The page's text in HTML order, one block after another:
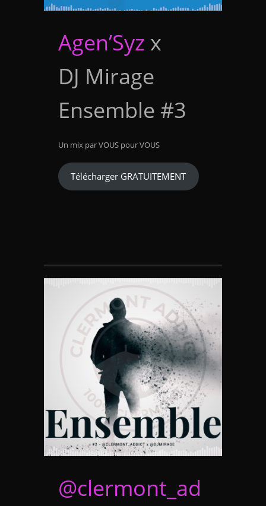
Agen’Syz x
DJ Mirage
Ensemble #3
Un mix par VOUS pour VOUS
Télécharger GRATUITEMENT
@clermont_ad